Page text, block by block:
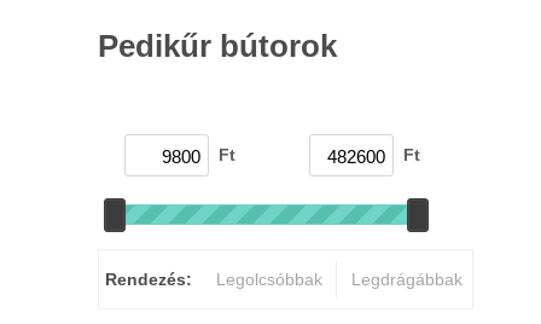
Pedikűr bútorok
Ft Ft
Rendezés: Legolcsóbbak Legdrágábbak